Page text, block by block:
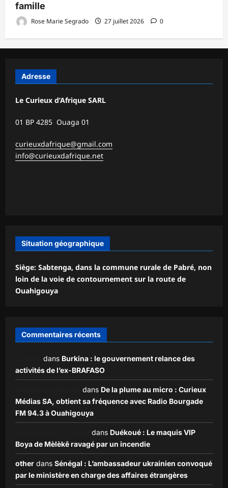
famille
Rose Marie Segrado 27 juillet 2026 0
Adresse
Le Curieux d’Afrique SARL
01 BP 4285 Ouaga 01
curieuxdafrique@gmail.com
info@curieuxdafrique.net
Situation géographique
Siège: Sabtenga, dans la commune rurale de Pabré, non
loin de la voie de contournement sur la route de
Ouahigouya
Commentaires récents
dans Burkina : le gouvernement relance des
activités de l’ex-BRAFASO
dans De la plume au micro : Curieux
Médias SA, obtient sa fréquence avec Radio Bourgade
FM 94.3 à Ouahigouya
dans Duékoué : Le maquis VIP
Boya de Mèlèkê ravagé par un incendie
other dans Sénégal : L’ambassadeur ukrainien convoqué
par le ministère en charge des affaires étrangères